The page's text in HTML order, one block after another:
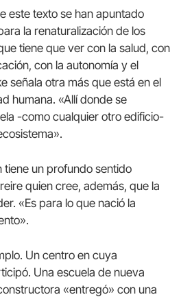
este texto se han apuntado
la renaturalización de los
tiene que ver con la salud, con
con la autonomía y el
señala otra más que está en el
humana. «Allí donde se
-como cualquier otro edificio-
tiene un profundo sentido
quien cree, además, que la
«Es para lo que nació la
Un centro en cuya
Una escuela de nueva
«entregó» con una